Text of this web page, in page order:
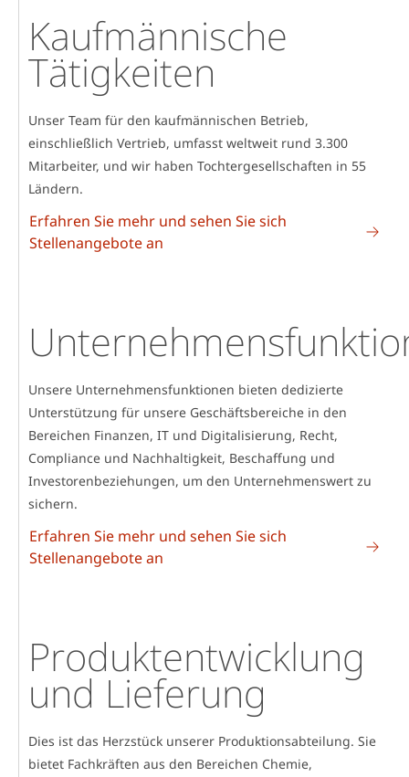
Kaufmännische
Tätigkeiten
Unser Team für den kaufmännischen Betrieb,
einschließlich Vertrieb, umfasst weltweit rund 3.300
Mitarbeiter, und wir haben Tochtergesellschaften in 55
Ländern.
Erfahren Sie mehr und sehen Sie sich
Stellenangebote an
Unsere Unternehmensfunktionen bieten dedizierte
Unterstützung für unsere Geschäftsbereiche in den
Bereichen Finanzen, IT und Digitalisierung, Recht,
Compliance und Nachhaltigkeit, Beschaffung und
Investorenbeziehungen, um den Unternehmenswert zu
sichern.
Erfahren Sie mehr und sehen Sie sich
Stellenangebote an
Produktentwicklung
und Lieferung
Dies ist das Herzstück unserer Produktionsabteilung. Sie
bietet Fachkräften aus den Bereichen Chemie,